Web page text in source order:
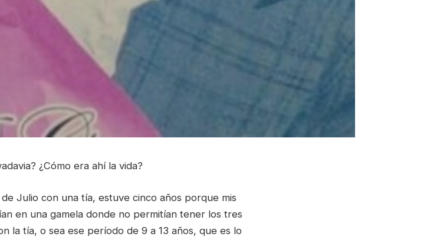
¿Cómo era ahí la vida?
Julio con una tía, estuve cinco años porque mis
en una gamela donde no permitían tener los tres
la tía, o sea ese período de 9 a 13 años, que es lo